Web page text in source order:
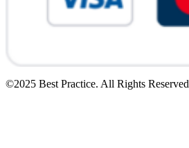
©2025 Best Practice. All Rights Reserved